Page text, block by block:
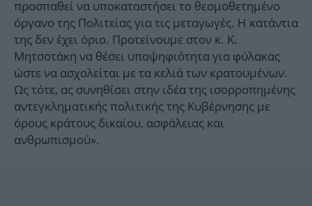
προσπαθεί να υποκαταστήσει το θεσμοθετημένο
όργανο της Πολιτείας για τις μεταγωγές. Η κατάντια
της δεν έχει όριο. Προτείνουμε στον κ. Κ.
Μητσοτάκη να θέσει υποψηφιότητα για φύλακας
ώστε να ασχολείται με τα κελιά των κρατουμένων.
Ως τότε, ας συνηθίσει στην ιδέα της ισορροπημένης
αντεγκληματικής πολιτικής της Κυβέρνησης με
όρους κράτους δικαίου, ασφάλειας και
ανθρωπισμού».